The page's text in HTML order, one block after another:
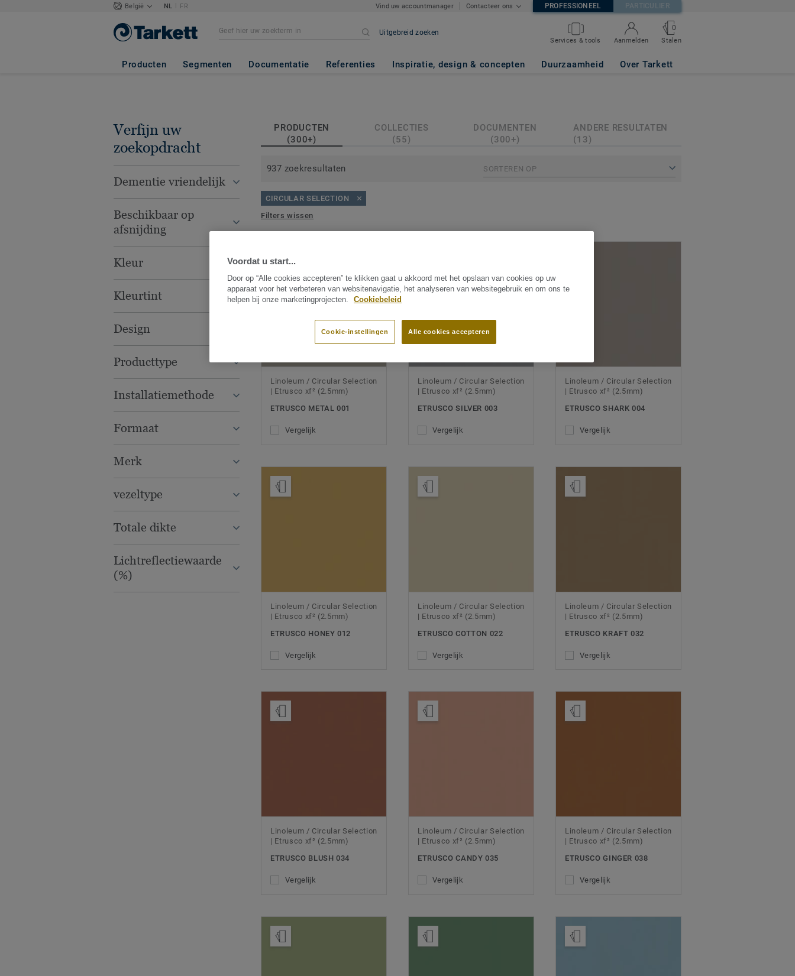
België NL | FR Vind uw accountmanager Contacteer ons PROFESSIONEEL PARTICULIER
Uitgebreid zoeken
Services & tools Aanmelden
0
Stalen
Producten Segmenten Documentatie Referenties Inspiratie, design & concepten Duurzaamheid Over Tarkett
Verfijn uw
zoekopdracht
Dementie vriendelijk
Beschikbaar op
afsnijding
Kleur
Kleurtint
Design
Producttype
Installatiemethode
Formaat
Merk
vezeltype
Totale dikte
Lichtreflectiewaarde
(%)
PRODUCTEN
(300+)
COLLECTIES
(55)
DOCUMENTEN
(300+)
ANDERE RESULTATEN
(13)
937 zoekresultaten SORTEREN OP
CIRCULAR SELECTION
Filters wissen
Bestel een staal
Linoleum / Circular Selection
| Etrusco xf² (2.5mm)
ETRUSCO METAL 001
Vergelijk
Linoleum / Circular Selection
| Etrusco xf² (2.5mm)
ETRUSCO SILVER 003
Vergelijk
Linoleum / Circular Selection
| Etrusco xf² (2.5mm)
ETRUSCO SHARK 004
Vergelijk
Linoleum / Circular Selection
| Etrusco xf² (2.5mm)
ETRUSCO HONEY 012
Vergelijk
Linoleum / Circular Selection
| Etrusco xf² (2.5mm)
ETRUSCO COTTON 022
Vergelijk
Linoleum / Circular Selection
| Etrusco xf² (2.5mm)
ETRUSCO KRAFT 032
Vergelijk
Linoleum / Circular Selection
| Etrusco xf² (2.5mm)
ETRUSCO BLUSH 034
Vergelijk
Linoleum / Circular Selection
| Etrusco xf² (2.5mm)
ETRUSCO CANDY 035
Vergelijk
Linoleum / Circular Selection
| Etrusco xf² (2.5mm)
ETRUSCO GINGER 038
Vergelijk
Voordat u start...
Door op “Alle cookies accepteren” te klikken gaat u akkoord met het opslaan van cookies op uw
apparaat voor het verbeteren van websitenavigatie, het analyseren van websitegebruik en om ons te
helpen bij onze marketingprojecten.
Cookiebeleid
Alle cookies accepteren
Cookie-instellingen